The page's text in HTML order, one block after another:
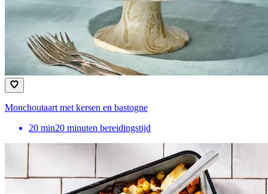
Monchoutaart met kersen en bastogne
20 min20 minuten bereidingstijd